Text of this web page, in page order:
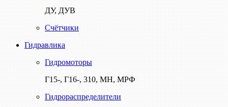
ДУ, ДУВ
Счётчики
Гидравлика
Гидромоторы
Г15-, Г16-, 310, МН, МРФ
Гидрораспределители